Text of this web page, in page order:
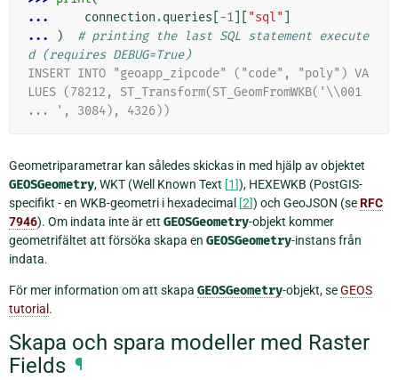
...
connection .queries -1 "sql"
...
)
# printing the last SQL statement execute
d (requires DEBUG=True)
INSERT INTO "geoapp_zipcode" ("code", "poly") VA
LUES (78212, ST_Transform(ST_GeomFromWKB('\\001
... ', 3084), 4326))
Geometriparametrar kan således skickas in med hjälp av objektet
GEOSGeometry, WKT (Well Known Text [1]), HEXEWKB (PostGIS-
specifikt - en WKB-geometri i hexadecimal [2]) och GeoJSON (seRFC
7946). Om indata inte är ett GEOSGeometry-objekt kommer
geometrifältet att försöka skapa en GEOSGeometry-instans från
indata.
För mer information om att skapa GEOSGeometry-objekt, seGEOS
tutorial .
Skapa och spara modeller med Raster
Fields ¶